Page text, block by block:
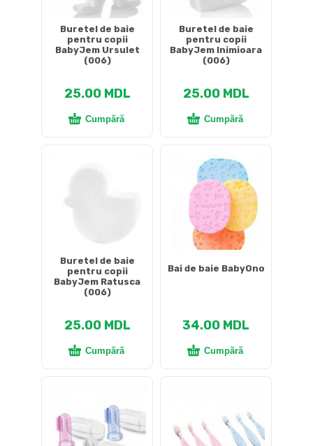
Buretel de baie
pentru copii
BabyJem Ursulet
(006)
25.00 MDL
Cumpără
Buretel de baie
pentru copii
BabyJem Inimioara
(006)
25.00 MDL
Cumpără
Buretel de baie
pentru copii
BabyJem Ratusca
(006)
25.00 MDL
Cumpără
Bai de baie BabyOno
34.00 MDL
Cumpără